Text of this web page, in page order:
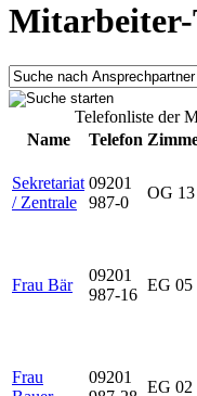
Mitarbeiter-
Telefonliste der
Name
Telefon
Sekretariat
/ Zentrale
09201
987-0
OG 13
Frau Bär
09201
987-16
EG 05
Frau
09201
EG 02